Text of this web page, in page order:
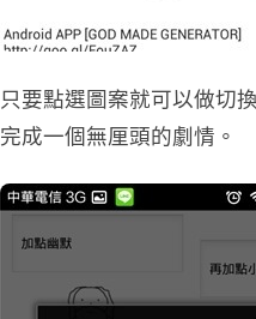
只要點選圖案就可以做切
完成一個無厘頭的劇情。